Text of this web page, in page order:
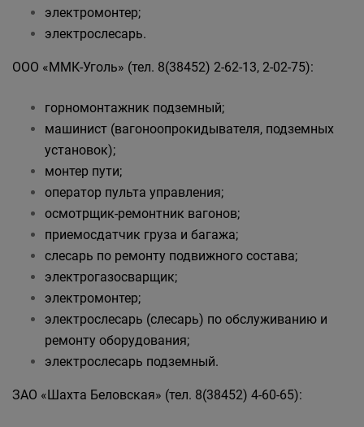
электромонтер;
электрослесарь.
ООО «ММК-Уголь» (тел. 8(38452) 2-62-13, 2-02-75):
горномонтажник подземный;
машинист (вагоноопрокидывателя, подземных
установок);
монтер пути;
оператор пульта управления;
осмотрщик-ремонтник вагонов;
приемосдатчик груза и багажа;
слесарь по ремонту подвижного состава;
электрогазосварщик;
электромонтер;
электрослесарь (слесарь) по обслуживанию и
ремонту оборудования;
электрослесарь подземный.
ЗАО «Шахта Беловская» (тел. 8(38452) 4-60-65):